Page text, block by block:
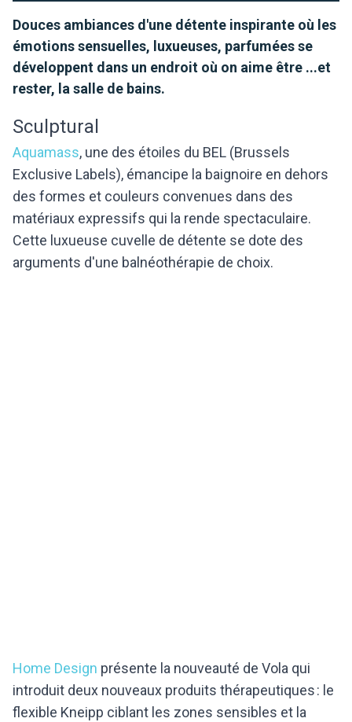
Douces ambiances d'une détente inspirante où les
émotions sensuelles, luxueuses, parfumées se
développent dans un endroit où on aime être ...et
rester, la salle de bains.
Sculptural
Aquamass, une des étoiles du BEL (Brussels
Exclusive Labels), émancipe la baignoire en dehors
des formes et couleurs convenues dans des
matériaux expressifs qui la rende spectaculaire.
Cette luxueuse cuvelle de détente se dote des
arguments d'une balnéothérapie de choix.
Home Design présente la nouveauté de Vola qui
introduit deux nouveaux produits thérapeutiques : le
flexible Kneipp ciblant les zones sensibles et la